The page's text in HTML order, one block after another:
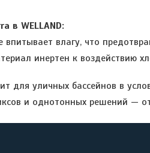
в WELLAND:
впитывает влагу, что
инертен к воздействию
для уличных бассейнов в
и однотонных решений —